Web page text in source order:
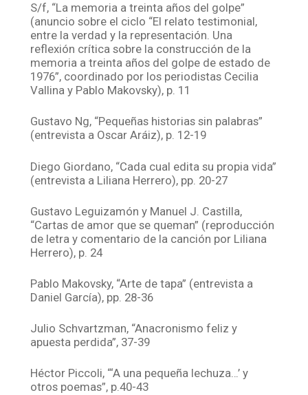
S/f, “La memoria a treinta años del golpe”
(anuncio sobre el ciclo “El relato testimonial,
entre la verdad y la representación. Una
reflexión crítica sobre la construcción de la
memoria a treinta años del golpe de estado de
1976”, coordinado por los periodistas Cecilia
Vallina y Pablo Makovsky), p. 11
Gustavo Ng, “Pequeñas historias sin palabras”
(entrevista a Oscar Aráiz), p. 12-19
Diego Giordano, “Cada cual edita su propia vida”
(entrevista a Liliana Herrero), pp. 20-27
Gustavo Leguizamón y Manuel J. Castilla,
“Cartas de amor que se queman” (reproducción
de letra y comentario de la canción por Liliana
Herrero), p. 24
Pablo Makovsky, “Arte de tapa” (entrevista a
Daniel García), pp. 28-36
Julio Schvartzman, “Anacronismo feliz y
apuesta perdida”, 37-39
Héctor Piccoli, “‘A una pequeña lechuza…’ y
otros poemas”, p.40-43